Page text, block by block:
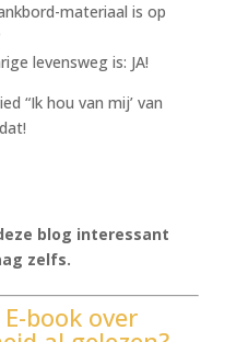
materiaal is op
levensweg is: JA!
“Ik hou van mij’ van
blog interessant
zelfs.
book over